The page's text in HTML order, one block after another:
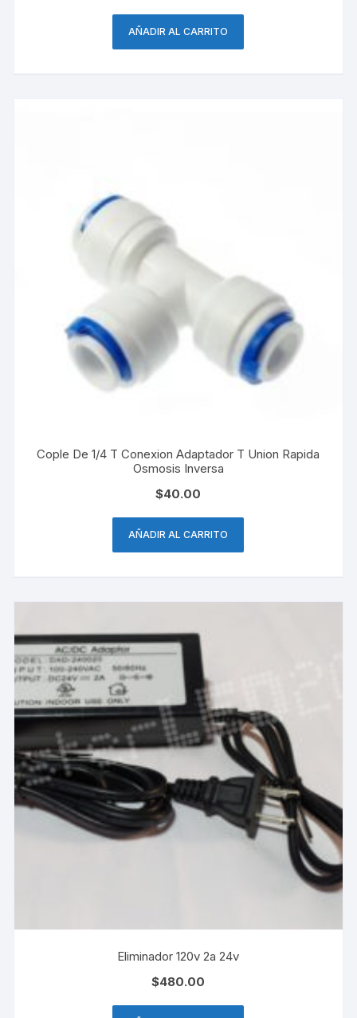
AÑADIR AL CARRITO
Cople De 1/4 T Conexion Adaptador T Union Rapida
Osmosis Inversa
$40.00
AÑADIR AL CARRITO
Eliminador 120v 2a 24v
$480.00